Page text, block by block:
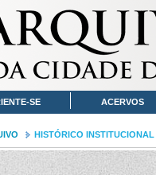
SE ACERVOS
HISTÓRICO INSTITUCIONAL